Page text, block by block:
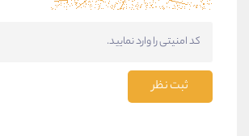
ثبت نظر